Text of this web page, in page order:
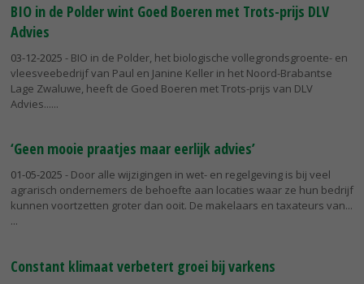
BIO in de Polder wint Goed Boeren met Trots-prijs DLV
Advies
03-12-2025 - BIO in de Polder, het biologische vollegrondsgroente- en
vleesveebedrijf van Paul en Janine Keller in het Noord-Brabantse
Lage Zwaluwe, heeft de Goed Boeren met Trots-prijs van DLV
Advies...
‘Geen mooie praatjes maar eerlijk advies’
01-05-2025 - Door alle wijzigingen in wet- en regelgeving is bij veel
agrarisch ondernemers de behoefte aan locaties waar ze hun bedrijf
kunnen voortzetten groter dan ooit. De makelaars en taxateurs van...
Constant klimaat verbetert groei bij varkens